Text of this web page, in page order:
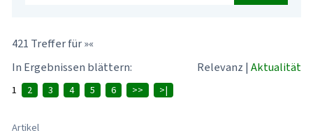
421 Treffer für »«
In Ergebnissen blättern:
Relevanz | Aktualität
1 2 3 4 5 6 >> >|
Artikel